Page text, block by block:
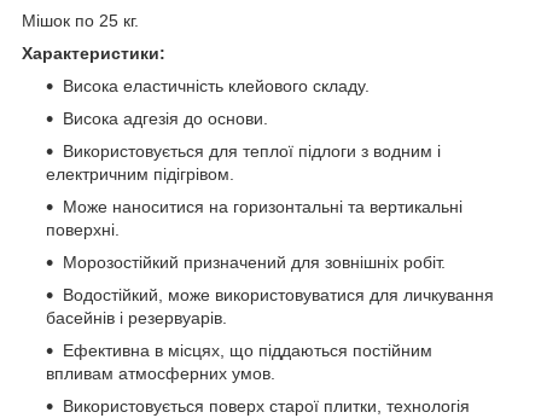
Мішок по 25 кг.
Характеристики:
Висока еластичність клейового складу.
Висока адгезія до основи.
Використовується для теплої підлоги з водним і
електричним підігрівом.
Може наноситися на горизонтальні та вертикальні
поверхні.
Морозостійкий призначений для зовнішніх робіт.
Водостійкий, може використовуватися для личкування
басейнів і резервуарів.
Ефективна в місцях, що піддаються постійним
впливам атмосферних умов.
Використовується поверх старої плитки, технологія